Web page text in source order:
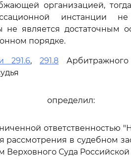
организацией,
инстанции
не является достаточным
порядке.
291.6,291.8 Арбитражного
определил:
ответственностью
рассмотрения в судебном
Верховного Суда